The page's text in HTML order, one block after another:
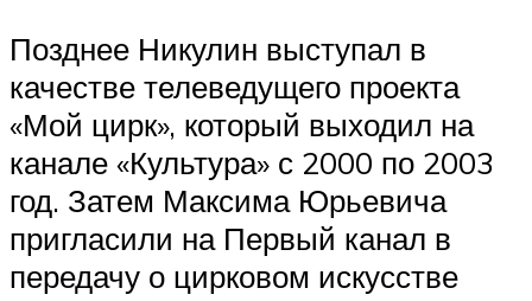
Позднее Никулин выступал в
качестве телеведущего проекта
«Мой цирк», который выходил на
канале «Культура» с 2000 по 2003
год. Затем Максима Юрьевича
пригласили на Первый канал в
передачу о цирковом искусстве